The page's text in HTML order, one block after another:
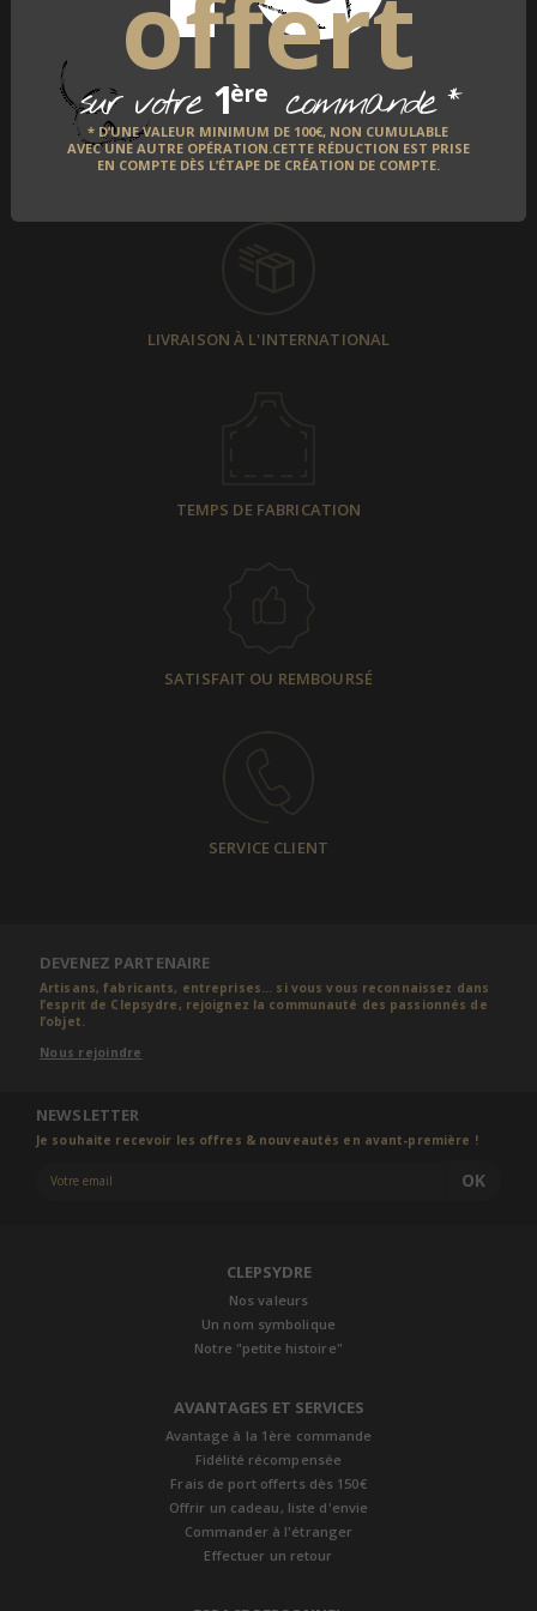
offert
sur votre 1ère commande*
* D’UNE VALEUR MINIMUM DE 100€, NON CUMULABLE
AVEC UNE AUTRE OPÉRATION.CETTE RÉDUCTION EST PRISE
EN COMPTE DÈS L’ÉTAPE DE CRÉATION DE COMPTE.
PAIEMENT SÉCURISÉ
LIVRAISON À L'INTERNATIONAL
TEMPS DE FABRICATION
SATISFAIT OU REMBOURSÉ
SERVICE CLIENT
DEVENEZ PARTENAIRE
Artisans, fabricants, entreprises... si vous vous reconnaissez dans
l’esprit de Clepsydre, rejoignez la communauté des passionnés de
l’objet.
Nous rejoindre
NEWSLETTER
Je souhaite recevoir les offres & nouveautés en avant-première !
OK
CLEPSYDRE
Nos valeurs
Un nom symbolique
Notre "petite histoire"
AVANTAGES ET SERVICES
Avantage à la 1ère commande
Fidélité récompensée
Frais de port offerts dès 150€
Offrir un cadeau, liste d'envie
Commander à l'étranger
Effectuer un retour